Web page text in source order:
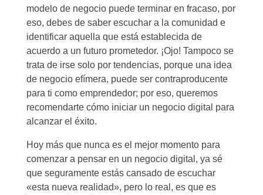
modelo de negocio puede terminar en fracaso, por
eso, debes de saber escuchar a la comunidad e
identificar aquella que está establecida de
acuerdo a un futuro prometedor. ¡Ojo! Tampoco se
trata de irse solo por tendencias, porque una idea
de negocio efímera, puede ser contraproducente
para ti como emprendedor; por eso, queremos
recomendarte cómo iniciar un negocio digital para
alcanzar el éxito.
Hoy más que nunca es el mejor momento para
comenzar a pensar en un negocio digital, ya sé
que seguramente estás cansado de escuchar
«esta nueva realidad», pero lo real, es que es